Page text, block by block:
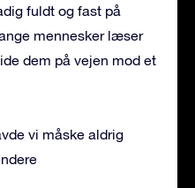
fuldt og fast på
mennesker læser
dem på vejen mod et
vi måske aldrig